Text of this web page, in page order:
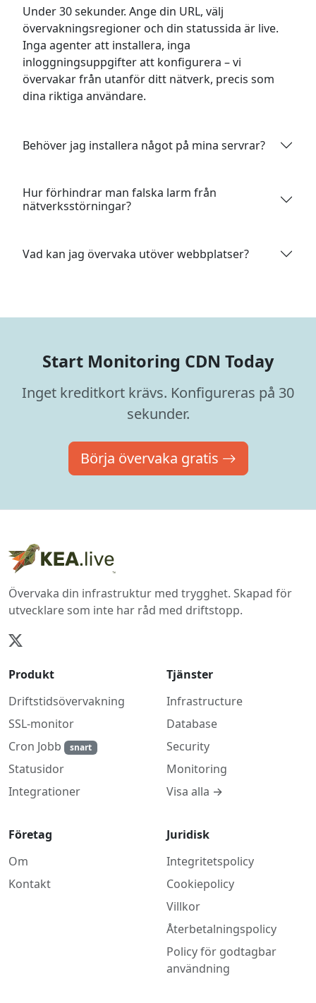
Under 30 sekunder. Ange din URL, välj
övervakningsregioner och din statussida är live.
Inga agenter att installera, inga
inloggningsuppgifter att konfigurera – vi
övervakar från utanför ditt nätverk, precis som
dina riktiga användare.
Behöver jag installera något på mina servrar?
Hur förhindrar man falska larm från
nätverksstörningar?
Vad kan jag övervaka utöver webbplatser?
Start Monitoring CDN Today
Inget kreditkort krävs. Konfigureras på 30
sekunder.
Börja övervaka gratis
Övervaka din infrastruktur med trygghet. Skapad för
utvecklare som inte har råd med driftstopp.
Produkt
Driftstidsövervakning
SSL-monitor
Cron Jobb
snart
Statusidor
Integrationer
Tjänster
Infrastructure
Database
Security
Monitoring
Visa alla →
Företag
Om
Kontakt
Juridisk
Integritetspolicy
Cookiepolicy
Villkor
Återbetalningspolicy
Policy för godtagbar
användning